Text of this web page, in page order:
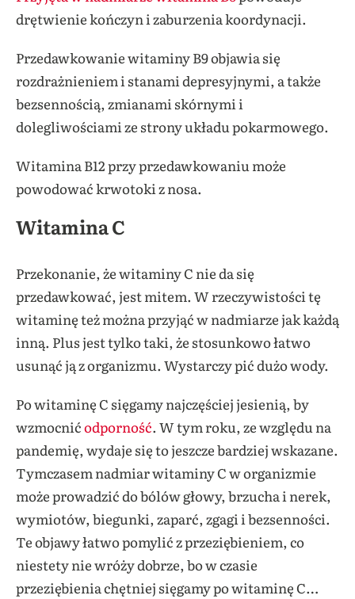
drętwienie kończyn i zaburzenia koordynacji.
Przedawkowanie witaminy B9 objawia się
rozdrażnieniem i stanami depresyjnymi, a także
bezsennością, zmianami skórnymi i
dolegliwościami ze strony układu pokarmowego.
Witamina B12 przy przedawkowaniu może
powodować krwotoki z nosa.
Witamina C
Przekonanie, że witaminy C nie da się
przedawkować, jest mitem. W rzeczywistości tę
witaminę też można przyjąć w nadmiarze jak każdą
inną. Plus jest tylko taki, że stosunkowo łatwo
usunąć ją z organizmu. Wystarczy pić dużo wody.
Po witaminę C sięgamy najczęściej jesienią, by
wzmocnićodporność. W tym roku, ze względu na
pandemię, wydaje się to jeszcze bardziej wskazane.
Tymczasem nadmiar witaminy C w organizmie
może prowadzić do bólów głowy, brzucha i nerek,
wymiotów, biegunki, zaparć, zgagi i bezsenności.
Te objawy łatwo pomylić z przeziębieniem, co
niestety nie wróży dobrze, bo w czasie
przeziębienia chętniej sięgamy po witaminę C…